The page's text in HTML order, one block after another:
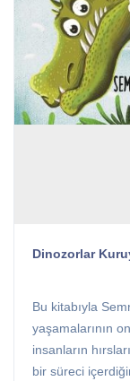
Dinozorlar
Bu kitabıyla
yaşamalarının
insanların
bir süreci